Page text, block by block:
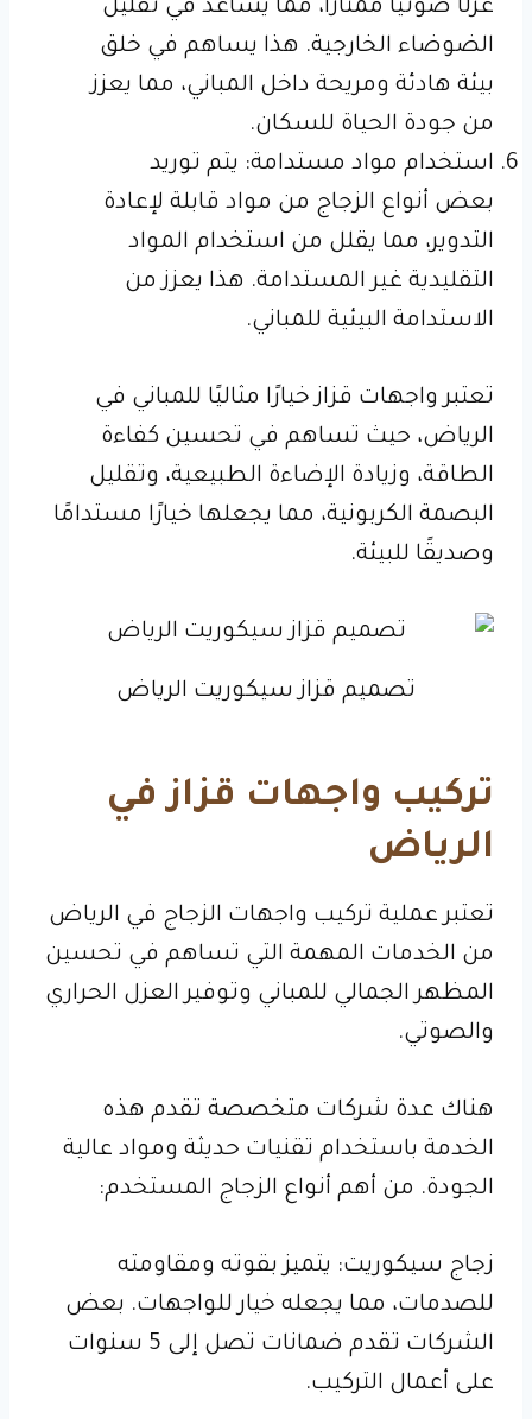
عزلًا صوتيًا ممتازًا، مما يساعد في تقليل
الضوضاء الخارجية. هذا يساهم في خلق
بيئة هادئة ومريحة داخل المباني، مما يعزز
من جودة الحياة للسكان.
استخدام مواد مستدامة: يتم توريد
بعض أنواع الزجاج من مواد قابلة لإعادة
التدوير، مما يقلل من استخدام المواد
التقليدية غير المستدامة. هذا يعزز من
الاستدامة البيئية للمباني.
تعتبر واجهات قزاز خيارًا مثاليًا للمباني في
الرياض، حيث تساهم في تحسين كفاءة
الطاقة، وزيادة الإضاءة الطبيعية، وتقليل
البصمة الكربونية، مما يجعلها خيارًا مستدامًا
وصديقًا للبيئة.
تصميم قزاز سيكوريت الرياض
تركيب واجهات قزاز في
الرياض
تعتبر عملية تركيب واجهات الزجاج في الرياض
من الخدمات المهمة التي تساهم في تحسين
المظهر الجمالي للمباني وتوفير العزل الحراري
والصوتي.
هناك عدة شركات متخصصة تقدم هذه
الخدمة باستخدام تقنيات حديثة ومواد عالية
الجودة. من أهم أنواع الزجاج المستخدم:
زجاج سيكوريت: يتميز بقوته ومقاومته
للصدمات، مما يجعله خيار للواجهات. بعض
الشركات تقدم ضمانات تصل إلى 5 سنوات
على أعمال التركيب.